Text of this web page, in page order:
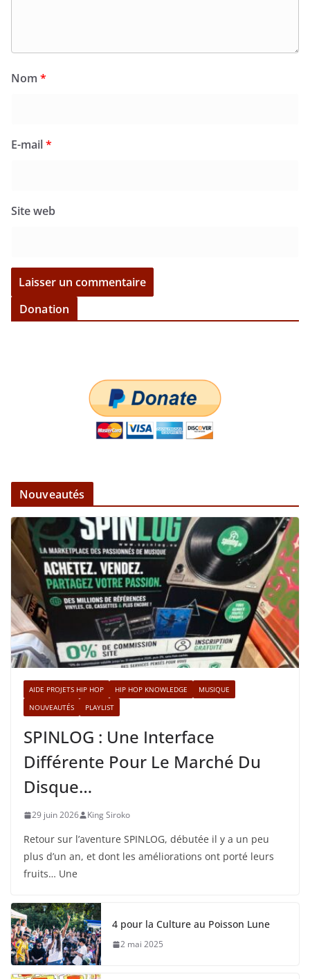
Nom *
E-mail*
Site web
Donation
Nouveautés
AIDE PROJETS HIP HOP HIP HOP KNOWLEDGE
MUSIQUE
NOUVEAUTÉS
PLAYLIST
SPINLOG : Une Interface
Différente Pour Le Marché Du
Disque…
29 juin 2026 King Siroko
Retour sur l’aventure SPINLOG, débutée il y a un peu
plus d’un an, et dont les améliorations ont porté leurs
fruits… Une
4 pour la Culture au Poisson Lune
2 mai 2025